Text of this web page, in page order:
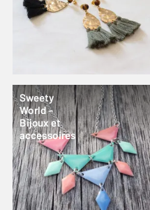
Sweety
World –
Bijoux et
accessoires